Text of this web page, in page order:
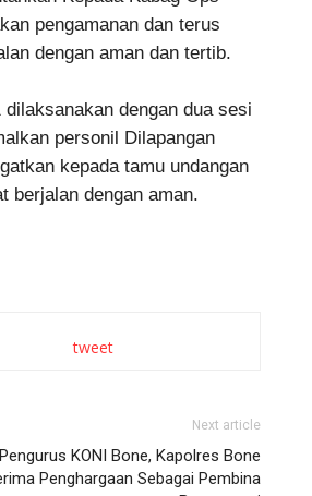
pengamanan dan terus
dengan aman dan tertib.
dengan dua sesi
personil Dilapangan
kepada tamu undangan
berjalan dengan aman.
tweet
Next article
KONI Bone, Kapolres Bone
Penghargaan Sebagai Pembina